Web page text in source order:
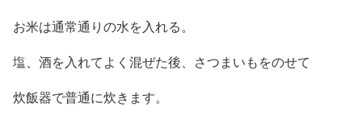
お米は通常通りの水を入れる。
塩、酒を入れてよく混ぜた後、さつまいもをのせて
炊飯器で普通に炊きます。